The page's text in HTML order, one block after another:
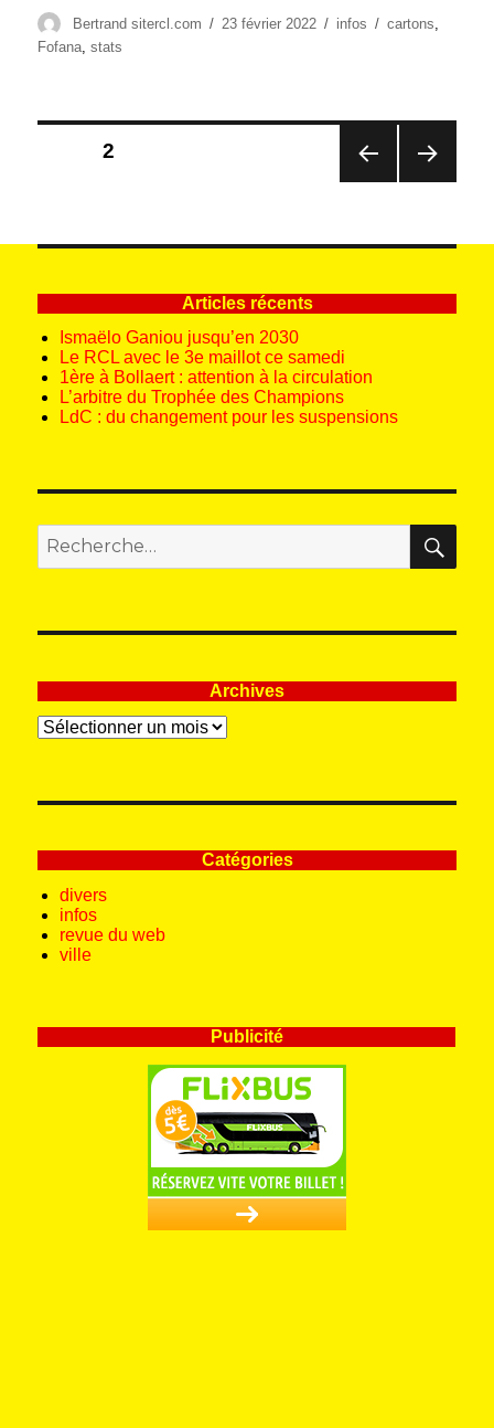
Auteur
Bertrand sitercl.com
Publié
23 février 2022 Catégories
infos Étiquettes
cartons
Fofana ,stats
Pagination
CÉD
E
PAGE2
ANT
Articles récents
Ismaëlo Ganiou jusqu’en 2030
Le RCL avec le 3e maillot ce samedi
1ère à Bollaert : attention à la circulation
L’arbitre du Trophée des Champions
LdC : du changement pour les suspensions
Recherche
pour
:
Archives
Archives
Catégories
divers
infos
revue du web
ville